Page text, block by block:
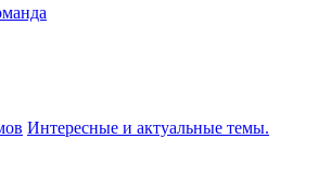
Интересные и актуальные темы.